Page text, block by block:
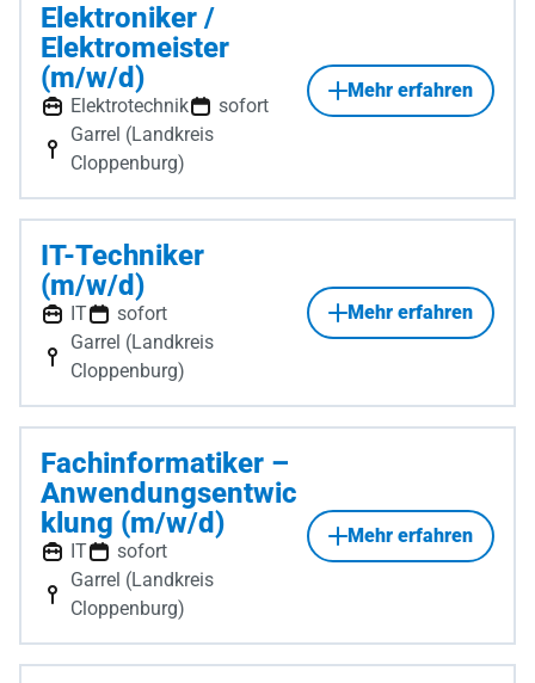
Elektroniker /
Elektromeister
(m/w/d)
Elektrotechnik
sofort
Garrel (Landkreis
Cloppenburg)
Mehr erfahren
IT-Techniker
(m/w/d)
IT
sofort
Garrel (Landkreis
Cloppenburg)
Mehr erfahren
Fachinformatiker –
Anwendungsentwic
klung (m/w/d)
IT
sofort
Garrel (Landkreis
Cloppenburg)
Mehr erfahren